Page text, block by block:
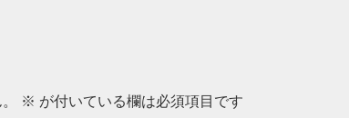
※ が付いている欄は必須項目です